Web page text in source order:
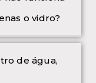
o vidro?
de água,